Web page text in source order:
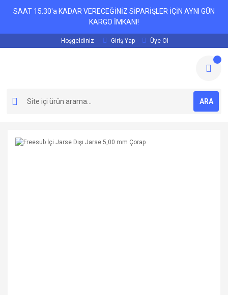
SAAT 15:30'a KADAR VERECEĞİNİZ SİPARİŞLER İÇİN AYNI GÜN
KARGO İMKANI!
Hoşgeldiniz Giriş Yap Üye Ol
ARA